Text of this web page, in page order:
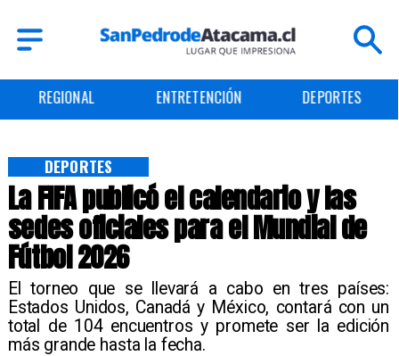
REGIONAL ENTRETENCIÓN DEPORTES
La FIFA publicó el calendario y las
sedes oficiales para el Mundial de
Fútbol 2026
El torneo que se llevará a cabo en tres países:
Estados Unidos, Canadá y México, contará con un
total de 104 encuentros y promete ser la edición
más grande hasta la fecha.
DEPORTES